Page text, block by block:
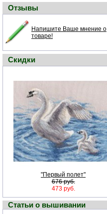
Отзывы
Напишите Ваше мнение о
товаре!
Скидки
"Первый полет"
676 руб.
473 руб.
Статьи о вышивании